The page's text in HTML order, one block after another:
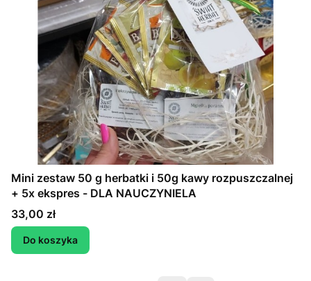
Mini zestaw 50 g herbatki i 50g kawy rozpuszczalnej
+ 5x ekspres - DLA NAUCZYNIELA
Cena
33,00 zł
Do koszyka